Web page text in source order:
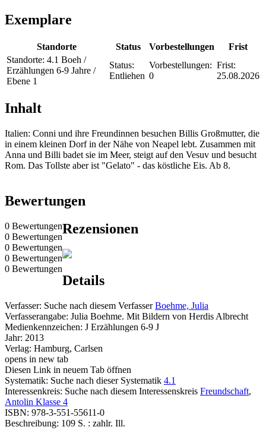
Exemplare
Standorte Status Vorbestellungen
Frist
Standorte: 4.1 Boeh /
Erzählungen 6-9 Jahre /
Ebene 1
Status:
Entliehen
Vorbestellungen:
0
Frist:
25.08.2026
Inhalt
Italien: Conni und ihre Freundinnen besuchen Billis Großmutter, die
in einem kleinen Dorf in der Nähe von Neapel lebt. Zusammen mit
Anna und Billi badet sie im Meer, steigt auf den Vesuv und besucht
Rom. Das Tollste aber ist "Gelato" - das köstliche Eis. Ab 8.
Bewertungen
0 Bewertungen
0 Bewertungen
0 Bewertungen
0 Bewertungen
0 Bewertungen
Rezensionen
Details
Verfasser: Suche nach diesem Verfasser Boehme, Julia
Verfasserangabe: Julia Boehme. Mit Bildern von Herdis Albrecht
Medienkennzeichen: J Erzählungen 6-9 J
Jahr: 2013
Verlag: Hamburg, Carlsen
opens in new tab
Diesen Link in neuem Tab öffnen
Systematik: Suche nach dieser Systematik 4.1
Interessenkreis: Suche nach diesem Interessenskreis Freundschaft,
Antolin Klasse 4
ISBN: 978-3-551-55611-0
Beschreibung: 109 S. : zahlr. Ill.